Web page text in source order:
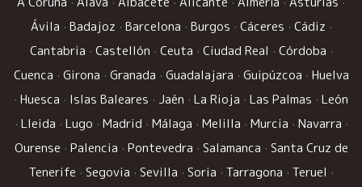
Ávila · Badajoz · Barcelona · Burgos · Cáceres · Cádiz ·
Cantabria · Castellón · Ceuta · Ciudad Real · Córdoba ·
Cuenca · Girona · Granada · Guadalajara · Guipúzcoa · Huelva
· Huesca · Islas Baleares · Jaén · La Rioja · Las Palmas · León
· Lleida · Lugo · Madrid · Málaga · Melilla · Murcia · Navarra ·
Ourense · Palencia · Pontevedra · Salamanca · Santa Cruz de
Tenerife · Segovia · Sevilla · Soria · Tarragona · Teruel ·